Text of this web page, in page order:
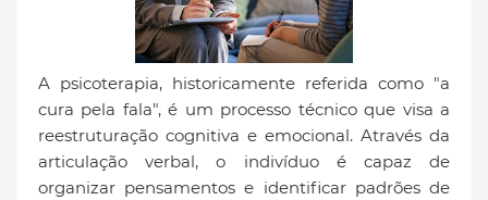
A psicoterapia, historicamente referida como "a
cura pela fala", é um processo técnico que visa a
reestruturação cognitiva e emocional. Através da
articulação verbal, o indivíduo é capaz de
organizar pensamentos e identificar padrões de